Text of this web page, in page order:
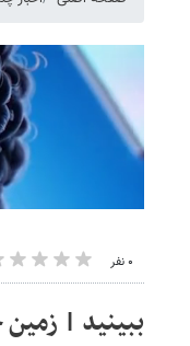
۰ نفر
ببینید |